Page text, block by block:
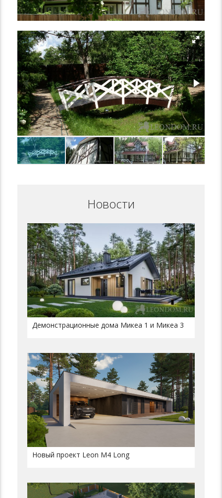
Новости
Демонстрационные дома Микеа 1 и Микеа 3
Новый проект Leon M4 Long